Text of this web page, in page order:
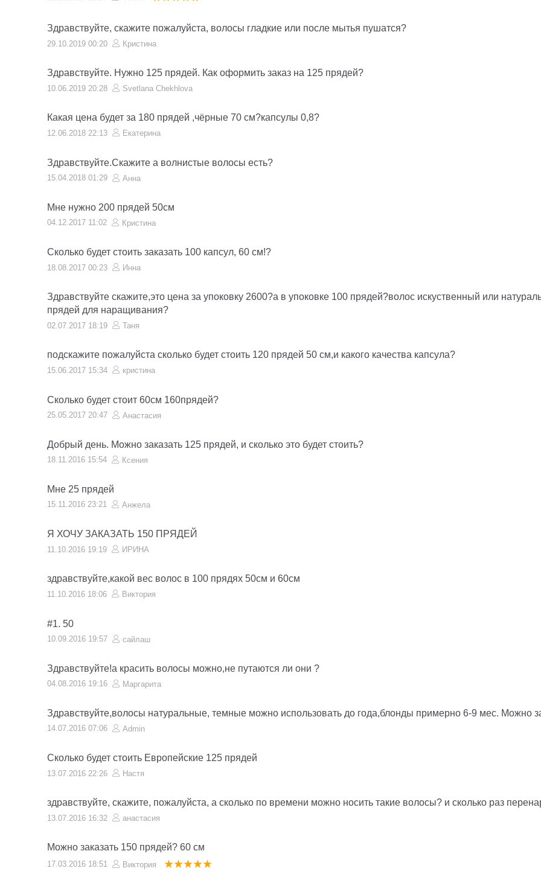
Здравствуйте, скажите пожалуйста, волосы гладкие или после мытья пушатся?
29.10.2019 00:20 Кристина
Здравствуйте. Нужно 125 прядей. Как оформить заказ на 125 прядей?
10.06.2019 20:28 Svetlana Chekhlova
Какая цена будет за 180 прядей ,чёрные 70 см?капсулы 0,8?
12.06.2018 22:13 Екатерина
Здравствуйте.Скажите а волнистые волосы есть?
15.04.2018 01:29 Анна
Мне нужно 200 прядей 50см
04.12.2017 11:02 Кристина
Сколько будет стоить заказать 100 капсул, 60 см!?
18.08.2017 00:23 Инна
Здравствуйте скажите,это цена за упоковку 2600?а в упоковке 100 прядей?волос искуственный или
прядей для наращивания?
02.07.2017 18:19 Таня
подскажите пожалуйста сколько будет стоить 120 прядей 50 см,и какого качества капсула?
15.06.2017 15:34 кристина
Сколько будет стоит 60см 160прядей?
25.05.2017 20:47 Анастасия
Добрый день. Можно заказать 125 прядей, и сколько это будет стоить?
18.11.2016 15:54 Ксения
Мне 25 прядей
15.11.2016 23:21 Анжела
Я ХОЧУ ЗАКАЗАТЬ 150 ПРЯДЕЙ
11.10.2016 19:19 ИРИНА
здравствуйте,какой вес волос в 100 прядях 50см и 60см
11.10.2016 18:06 Виктория
#1. 50
10.09.2016 19:57 сайлаш
Здравствуйте!а красить волосы можно,не путаются ли они ?
04.08.2016 19:16 Маргарита
Здравствуйте,волосы натуральные, темные можно использовать до года,блонды примерно 6-9 мес. Можно
14.07.2016 07:06 Admin
Сколько будет стоить Европейские 125 прядей
13.07.2016 22:26 Настя
здравствуйте, скажите, пожалуйста, а сколько по времени можно носить такие волосы? и сколько раз
13.07.2016 16:32 анастасия
Можно заказать 150 прядей? 60 см
17.03.2016 18:51 Виктория